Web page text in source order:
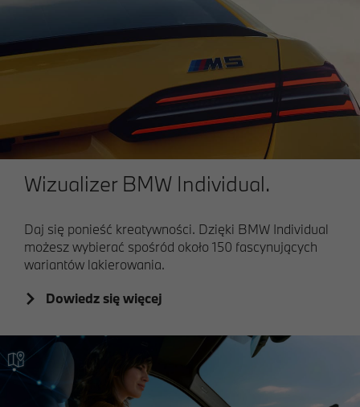
Wizualizer BMW Individual.
Daj się ponieść kreatywności. Dzięki BMW Individual
możesz wybierać spośród około 150 fascynujących
wariantów lakierowania.
Dowiedz się więcej